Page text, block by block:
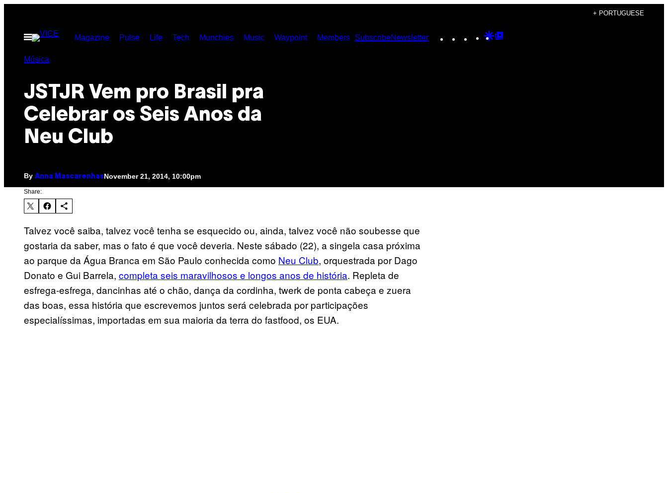
content
+ PORTUGUESE
Open
Menu
Magazine Pulse Life Tech Munchies Music Waypoint Members SubscribeNewsletter Instagram
TikTokYouTube
Google
Música
JSTJR Vem pro Brasil pra
Celebrar os Seis Anos da
Neu Club
By Anna MascarenhasNovember 21, 2014, 10:00pm
Share:
Talvez você saiba, talvez você tenha se esquecido ou, ainda, talvez você não soubesse que
gostaria da saber, mas o fato é que você deveria. Neste sábado (22), a singela casa próxima
ao parque da Água Branca em São Paulo conhecida como Neu Club, orquestrada por Dago
Donato e Gui Barrela, completa seis maravilhosos e longos anos de história. Repleta de
esfrega-esfrega, dancinhas até o chão, dança da cordinha, twerk de ponta cabeça e zuera
das boas, essa história que escrevemos juntos será celebrada por participações
especialíssimas, importadas em sua maioria da terra do fastfood, os EUA.